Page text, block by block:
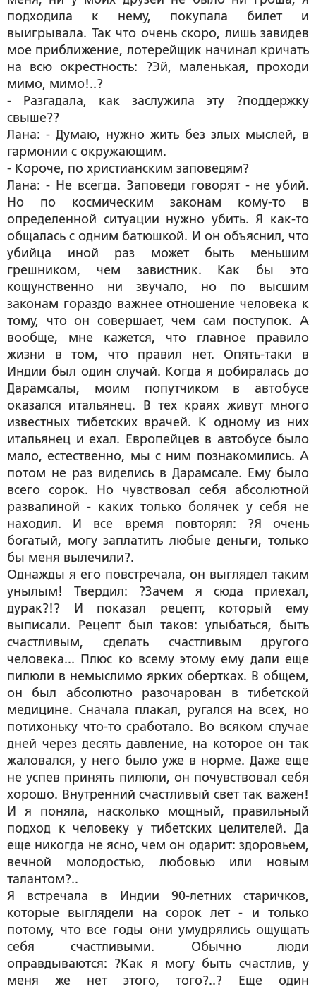
подходила к нему, покупала билет и
выигрывала. Так что очень скоро, лишь завидев
мое приближение, лотерейщик начинал кричать
на всю окрестность: ?Эй, маленькая, проходи
мимо, мимо!..?
- Разгадала, как заслужила эту ?поддержку
свыше??
Лана: - Думаю, нужно жить без злых мыслей, в
гармонии с окружающим.
- Короче, по христианским заповедям?
Лана: - Не всегда. Заповеди говорят - не убий.
Но по космическим законам кому-то в
определенной ситуации нужно убить. Я как-то
общалась с одним батюшкой. И он объяснил, что
убийца иной раз может быть меньшим
грешником, чем завистник. Как бы это
кощунственно ни звучало, но по высшим
законам гораздо важнее отношение человека к
тому, что он совершает, чем сам поступок. А
вообще, мне кажется, что главное правило
жизни в том, что правил нет. Опять-таки в
Индии был один случай. Когда я добиралась до
Дарамсалы, моим попутчиком в автобусе
оказался итальянец. В тех краях живут много
известных тибетских врачей. К одному из них
итальянец и ехал. Европейцев в автобусе было
мало, естественно, мы с ним познакомились. А
потом не раз виделись в Дарамсале. Ему было
всего сорок. Но чувствовал себя абсолютной
развалиной - каких только болячек у себя не
находил. И все время повторял: ?Я очень
богатый, могу заплатить любые деньги, только
бы меня вылечили?.
Однажды я его повстречала, он выглядел таким
унылым! Твердил: ?Зачем я сюда приехал,
дурак?!? И показал рецепт, который ему
выписали. Рецепт был таков: улыбаться, быть
счастливым, сделать счастливым другого
человека... Плюс ко всему этому ему дали еще
пилюли в немыслимо ярких обертках. В общем,
он был абсолютно разочарован в тибетской
медицине. Сначала плакал, ругался на всех, но
потихоньку что-то сработало. Во всяком случае
дней через десять давление, на которое он так
жаловался, у него было уже в норме. Даже еще
не успев принять пилюли, он почувствовал себя
хорошо. Внутренний счастливый свет так важен!
И я поняла, насколько мощный, правильный
подход к человеку у тибетских целителей. Да
еще никогда не ясно, чем он одарит: здоровьем,
вечной молодостью, любовью или новым
талантом?..
Я встречала в Индии 90-летних старичков,
которые выглядели на сорок лет - и только
потому, что все годы они умудрялись ощущать
себя счастливыми. Обычно люди
оправдываются: ?Как я могу быть счастлив, у
меня же нет этого, того?..? Еще один